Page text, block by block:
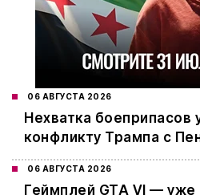
06 АВГУСТА 2026
Нехватка
конфликту Трампа с
06 АВГУСТА 2026
Геймплей GTA VI — уже